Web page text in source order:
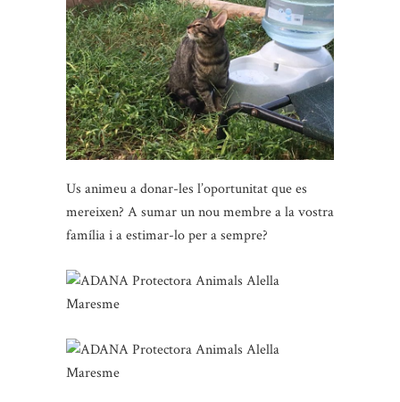
Us animeu a donar-les l’oportunitat que es
mereixen? A sumar un nou membre a la vostra
família i a estimar-lo per a sempre?